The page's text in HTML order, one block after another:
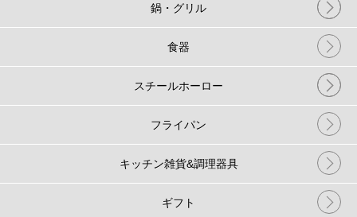
鍋・グリル
食器
スチールホーロー
フライパン
キッチン雑貨&調理器具
ギフト